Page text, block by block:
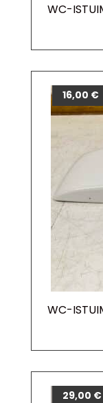
WC-
WC-
16,00 €
29,00 €